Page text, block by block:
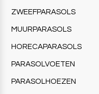
ZWEEFPARASOLS
MUURPARASOLS
HORECAPARASOLS
PARASOLVOETEN
PARASOLHOEZEN